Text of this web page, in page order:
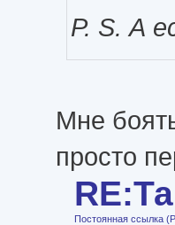
P. S. А
Мне
просто
Постоянная ссылка